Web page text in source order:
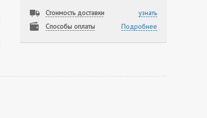
Стоимость доставки
узнать
Способы оплаты
Подробнее